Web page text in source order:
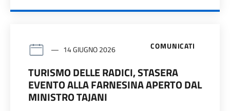
COMUNICATI
14 GIUGNO 2026
TURISMO DELLE RADICI, STASERA
EVENTO ALLA FARNESINA APERTO DAL
MINISTRO TAJANI